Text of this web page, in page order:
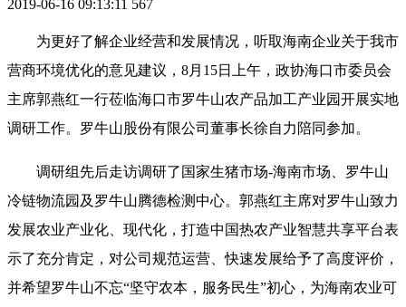
2019-06-16 09:13:11 567
为更好了解企业经营和发展情况，听取海南企业关于我市
营商环境优化的意见建议，8月15日上午，政协海口市委员会
主席郭燕红一行莅临海口市罗牛山农产品加工产业园开展实地
调研工作。罗牛山股份有限公司董事长徐自力陪同参加。
调研组先后走访调研了国家生猪市场-海南市场、罗牛山
冷链物流园及罗牛山腾德检测中心。郭燕红主席对罗牛山致力
发展农业产业化、现代化，打造中国热农产业智慧共享平台表
示了充分肯定，对公司规范运营、快速发展给予了高度评价，
并希望罗牛山不忘“坚守农本，服务民生”初心，为海南农业可